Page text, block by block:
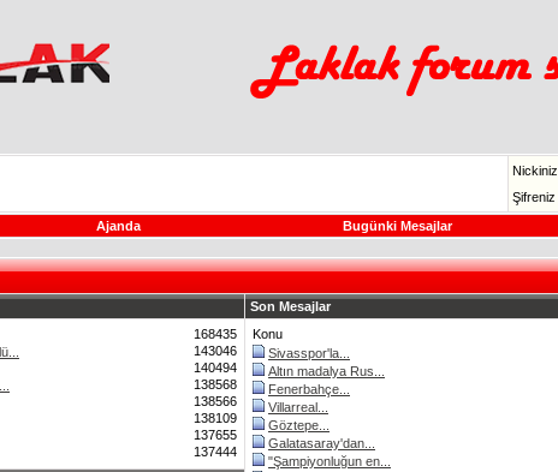
Nickiniz
Şifreniz
Ajanda Bugünki Mesajlar
Son Mesajlar
168435
143046
140494
138568
138566
138109
137655
137444
Konu
Sivasspor'la...
Altın madalya Rus...
Fenerbahçe...
Villarreal...
Göztepe...
Galatasaray'dan...
"Şampiyonluğun en...